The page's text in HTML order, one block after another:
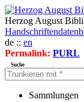
Herzog August
de :: en
Permalink: PURL
Suche
Sammlungen